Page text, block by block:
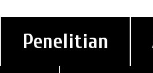
Penelitian